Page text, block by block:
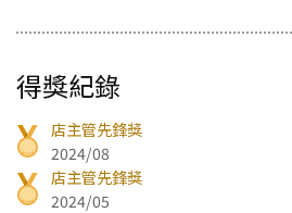
得獎紀錄
店主管先鋒獎
2024/08
店主管先鋒獎
2024/05